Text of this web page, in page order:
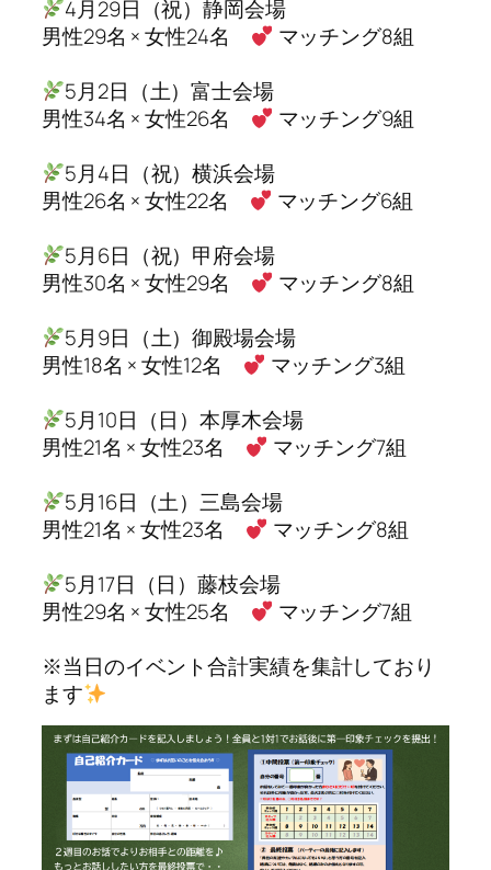
4月29日（祝）静岡会場
男性29名 × 女性24名
マッチング8組
5月2日（土）富士会場
男性34名 × 女性26名
マッチング9組
5月4日（祝）横浜会場
男性26名 × 女性22名
マッチング6組
5月6日（祝）甲府会場
男性30名 × 女性29名
マッチング8組
5月9日（土）御殿場会場
男性18名 × 女性12名
マッチング3組
5月10日（日）本厚木会場
男性21名 × 女性23名
マッチング7組
5月16日（土）三島会場
男性21名 × 女性23名
マッチング8組
5月17日（日）藤枝会場
男性29名 × 女性25名
マッチング7組
※当日のイベント合計実績を集計しており
ます